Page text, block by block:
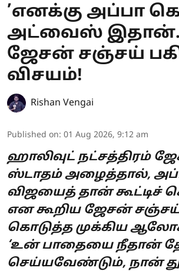
’எனக்கு அப்பா
அட்வைஸ்
ஜேசன் சஞ்சய்
விசயம்!
Rishan Vengai
Published on: 01 Aug 2026, 9:12 am
ஹாலிவுட் நட்சத்திரம்
ஸ்டாதம் அழைத்தால்,
விஜயைத் தான் கூட்டிச்
என கூறிய ஜேசன்
கொடுத்த முக்கிய
‘உன் பாதையை நீதான்
செய்யவேண்டும், நான்